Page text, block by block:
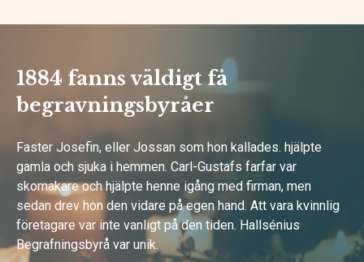
1884 fanns väldigt få
begravningsbyråer
Faster Josefin, eller Jossan som hon kallades. hjälpte
gamla och sjuka i hemmen. Carl-Gustafs farfar var
skomakare och hjälpte henne igång med firman, men
sedan drev hon den vidare på egen hand. Att vara kvinnlig
företagare var inte vanligt på den tiden. Hallsénius
Begrafningsbyrå var unik.